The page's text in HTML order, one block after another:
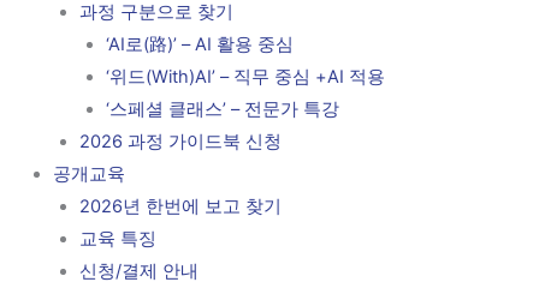
과정 구분으로 찾기
‘AI로(路)’ – AI 활용 중심
‘위드(With)AI’ – 직무 중심 +AI 적용
‘스페셜 클래스’ – 전문가 특강
2026 과정 가이드북 신청
공개교육
2026년 한번에 보고 찾기
교육 특징
신청/결제 안내